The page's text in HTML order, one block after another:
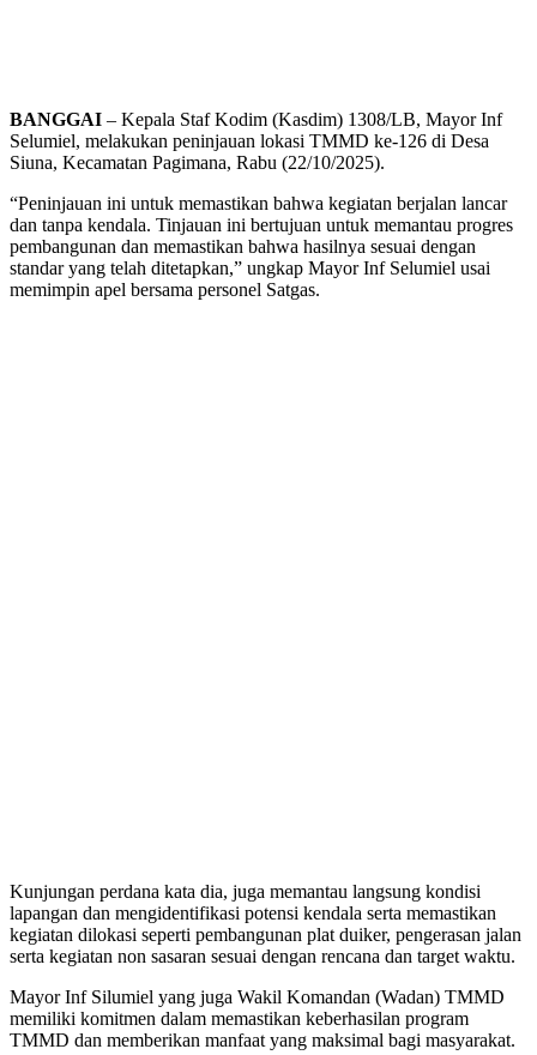
BANGGAI – Kepala Staf Kodim (Kasdim) 1308/LB, Mayor Inf
Selumiel, melakukan peninjauan lokasi TMMD ke-126 di Desa
Siuna, Kecamatan Pagimana, Rabu (22/10/2025).
“Peninjauan ini untuk memastikan bahwa kegiatan berjalan lancar
dan tanpa kendala. Tinjauan ini bertujuan untuk memantau progres
pembangunan dan memastikan bahwa hasilnya sesuai dengan
standar yang telah ditetapkan,” ungkap Mayor Inf Selumiel usai
memimpin apel bersama personel Satgas.
Kunjungan perdana kata dia, juga memantau langsung kondisi
lapangan dan mengidentifikasi potensi kendala serta memastikan
kegiatan dilokasi seperti pembangunan plat duiker, pengerasan jalan
serta kegiatan non sasaran sesuai dengan rencana dan target waktu.
Mayor Inf Silumiel yang juga Wakil Komandan (Wadan) TMMD
memiliki komitmen dalam memastikan keberhasilan program
TMMD dan memberikan manfaat yang maksimal bagi masyarakat.